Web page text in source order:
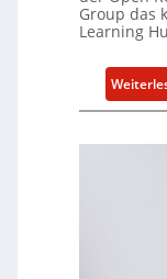
Group das
Learning